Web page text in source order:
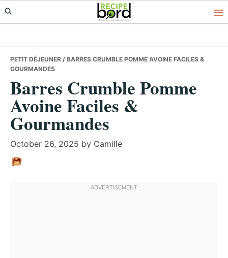
Skip
to
Skip
to
Skip
to
PETIT DÉJEUNER / BARRES CRUMBLE POMME AVOINE FACILES &
GOURMANDES
Barres Crumble Pomme
Avoine Faciles &
Gourmandes
October 26, 2025 by Camille